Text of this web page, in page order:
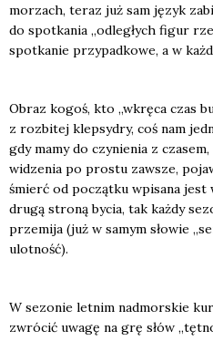
morzach, teraz już sam język
do spo­tka­nia „odle­głych figur
spo­tka­nie przy­pad­ko­we, a w
Obraz kogoś, kto „wkrę­ca czas
z roz­bi­tej klep­sy­dry, coś nam
gdy mamy do czy­nie­nia z
widze­nia po pro­stu zawsze,
śmierć od począt­ku wpi­sa­na jest
dru­gą stro­ną bycia, tak każ­dy
prze­mi­ja (już w samym sło­wie
ulot­ność).
W sezo­nie let­nim nad­mor­skie
zwró­cić uwa­gę na grę słów